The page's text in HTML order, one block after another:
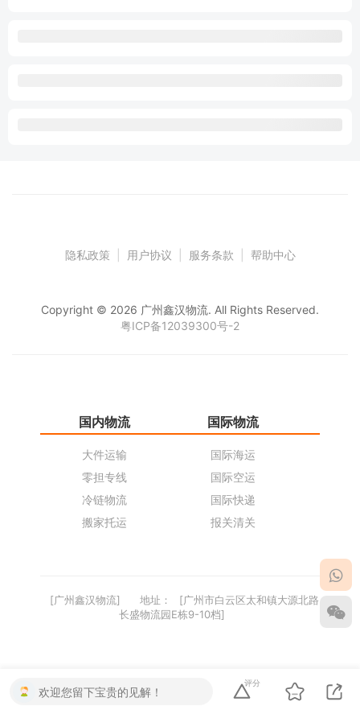
隐私政策 用户协议 服务条款 帮助中心
Copyright © 2026 广州鑫汉物流. All Rights Reserved.
粤ICP备12039300号-2
国内物流
大件运输
零担专线
冷链物流
搬家托运
国际物流
国际海运
国际空运
国际快递
报关清关
[广州鑫汉物流] 地址：
[广州市白云区太和镇大源北路
长盛物流园E栋9-10档]
欢迎您留下宝贵的见解！
评分